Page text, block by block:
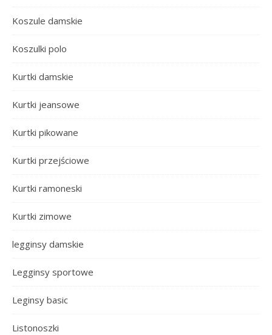
Koszule damskie
Koszulki polo
Kurtki damskie
Kurtki jeansowe
Kurtki pikowane
Kurtki przejściowe
Kurtki ramoneski
Kurtki zimowe
legginsy damskie
Legginsy sportowe
Leginsy basic
Listonoszki